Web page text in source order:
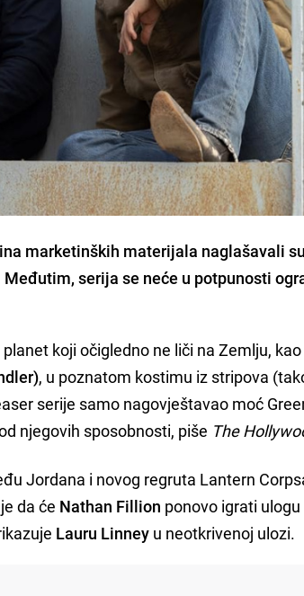
marketinških materijala naglašavali
serija se neće u potpunosti
koji očigledno ne liči na Zemlju,
, u poznatom kostimu iz stripova
serije samo nagovještavao moć
njegovih sposobnosti, piše The
Jordana i novog regruta Lantern
da će Nathan Fillion ponovo igrati
Lauru Linney u neotkrivenoj ulozi.